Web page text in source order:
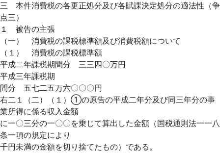
三 本件消費税の各更正処分及び各賦課決定処分の適法性（争
点三）
１ 被告の主張
（一） 消費税の課税標準額及び消費税額について
（１） 消費税の課税標準額
平成二年課税期間分 三三四〇万円
平成三年課税期
間分 五七二五万六〇〇〇円
右二１（二）（１）①の原告の平成二年分及び同三年分の事
業所得に係る収入金額
に一〇三分の一〇〇を乗じて算出した金額（国税通則法一一八
条一項の規定により
千円未満の金額を切り捨てたもの）である。